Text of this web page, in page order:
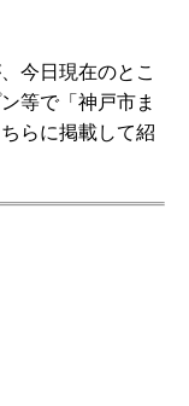
今日現在のとこ
等で「神戸市ま
らに掲載して紹